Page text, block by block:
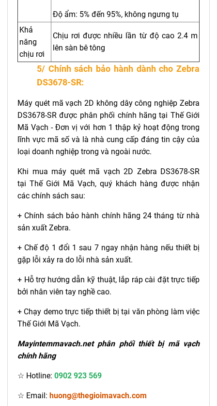
Độ ẩm: 5% đến 95%, không ngưng tụ
Khả
năng
chịu rơi
Chịu rơi được nhiều lần từ độ cao 2.4 m
lên sàn bê tông
5/ Chính sách bảo hành dành cho Zebra
DS3678-SR:
Máy quét mã vạch 2D không dây công nghiệp Zebra
DS3678-SR được phân phối chính hãng tại Thế Giới
Mã Vạch - Đơn vị với hơn 1 thập kỷ hoạt động trong
lĩnh vực mã số và là nhà cung cấp đáng tin cậy của
loại doanh nghiệp trong và ngoài nước.
Khi mua máy quét mã vạch 2D Zebra DS3678-SR
tại Thế Giới Mã Vạch, quý khách hàng được nhận
các chính sách sau:
+ Chính sách bảo hành chính hãng 24 tháng từ nhà
sản xuất Zebra.
+ Chế độ 1 đổi 1 sau 7 ngay nhận hàng nếu thiết bị
gặp lỗi xảy ra do lỗi nhà sản xuất.
+ Hỗ trợ hướng dẫn kỹ thuật, lắp ráp cài đặt trực tiếp
bởi nhân viên tay nghề cao.
+ Chạy demo trực tiếp thiết bị tại văn phòng làm việc
Thế Giới Mã Vạch.
Mayintemmavach.net phân phối thiết bị mã vạch
chính hãng
☆ Hotline: 0902 923 569
☆ Email: huong@thegioimavach.com